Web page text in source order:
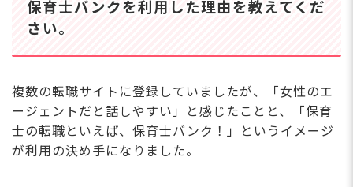
保育士バンクを利用した理由を教えてくだ
さい。
複数の転職サイトに登録していましたが、「女性のエ
ージェントだと話しやすい」と感じたことと、「保育
士の転職といえば、保育士バンク！」というイメージ
が利用の決め手になりました。